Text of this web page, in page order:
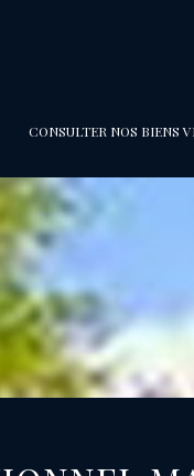
CONSULTER NOS BIENS